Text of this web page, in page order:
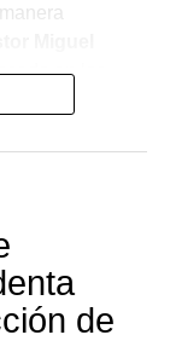
actúe con
paso a una
en los
el
que
de